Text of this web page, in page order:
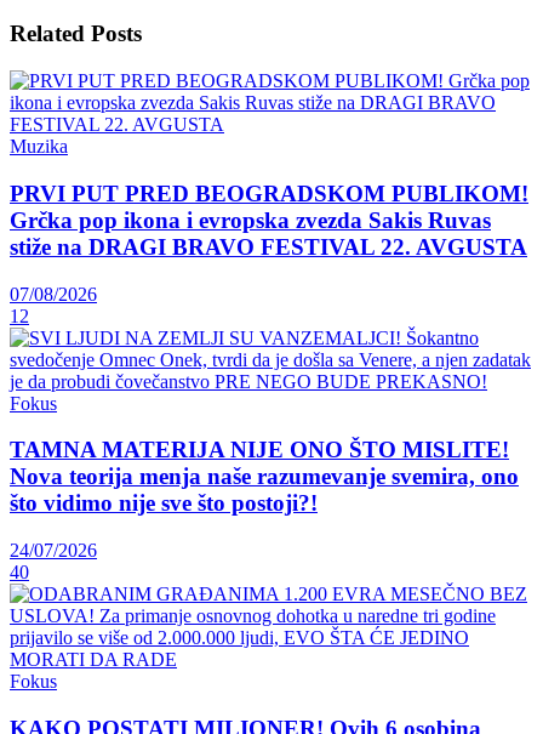
Related Posts
Muzika
PRVI PUT PRED BEOGRADSKOM PUBLIKOM!
Grčka pop ikona i evropska zvezda Sakis Ruvas
stiže na DRAGI BRAVO FESTIVAL 22. AVGUSTA
07/08/2026
12
Fokus
TAMNA MATERIJA NIJE ONO ŠTO MISLITE!
Nova teorija menja naše razumevanje svemira, ono
što vidimo nije sve što postoji?!
24/07/2026
40
Fokus
KAKO POSTATI MILIONER! Ovih 6 osobina